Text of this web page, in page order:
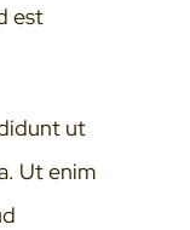
est
ut
Ut enim